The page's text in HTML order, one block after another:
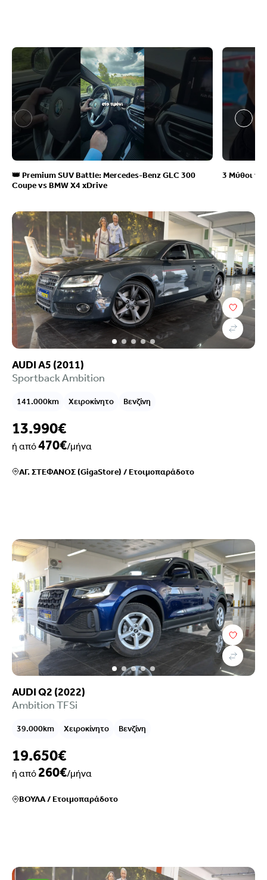
👑 Premium SUV Battle: Mercedes-Benz GLC 300
Coupe vs BMW X4 xDrive
3 Μύθοι
AUDI A5 (2011)
Sportback Ambition
141.000km Χειροκίνητο Βενζίνη
13.990€
ή από470€/μήνα
ΑΓ. ΣΤΕΦΑΝΟΣ (GigaStore) /Ετοιμοπαράδοτο
AUDI Q2 (2022)
Ambition TFSi
39.000km Χειροκίνητο Βενζίνη
19.650€
ή από260€/μήνα
ΒΟΥΛΑ/Ετοιμοπαράδοτο